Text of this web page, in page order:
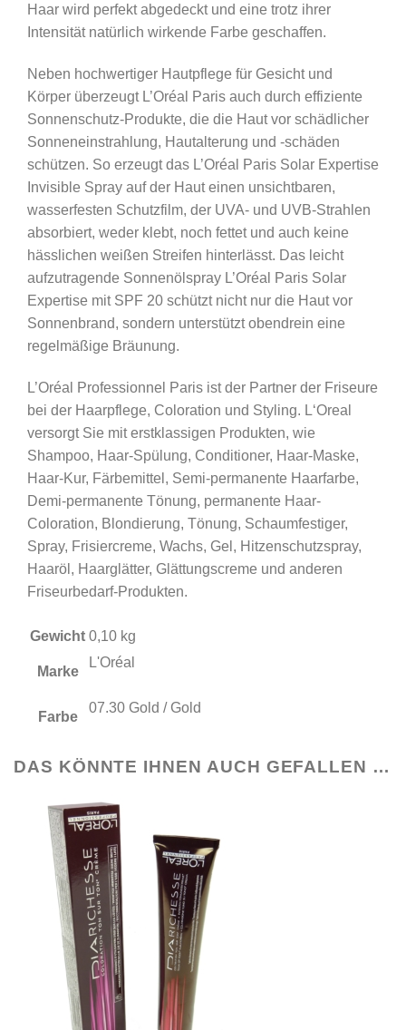
Haar wird perfekt abgedeckt und eine trotz ihrer
Intensität natürlich wirkende Farbe geschaffen.
Neben hochwertiger Hautpflege für Gesicht und
Körper überzeugt L’Oréal Paris auch durch effiziente
Sonnenschutz-Produkte, die die Haut vor schädlicher
Sonneneinstrahlung, Hautalterung und -schäden
schützen. So erzeugt das L’Oréal Paris Solar Expertise
Invisible Spray auf der Haut einen unsichtbaren,
wasserfesten Schutzfilm, der UVA- und UVB-Strahlen
absorbiert, weder klebt, noch fettet und auch keine
hässlichen weißen Streifen hinterlässt. Das leicht
aufzutragende Sonnenölspray L’Oréal Paris Solar
Expertise mit SPF 20 schützt nicht nur die Haut vor
Sonnenbrand, sondern unterstützt obendrein eine
regelmäßige Bräunung.
L’Oréal Professionnel Paris ist der Partner der Friseure
bei der Haarpflege, Coloration und Styling. L‘Oreal
versorgt Sie mit erstklassigen Produkten, wie
Shampoo, Haar-Spülung, Conditioner, Haar-Maske,
Haar-Kur, Färbemittel, Semi-permanente Haarfarbe,
Demi-permanente Tönung, permanente Haar-
Coloration, Blondierung, Tönung, Schaumfestiger,
Spray, Frisiercreme, Wachs, Gel, Hitzenschutzspray,
Haaröl, Haarglätter, Glättungscreme und anderen
Friseurbedarf-Produkten.
Gewicht 0,10 kg
Marke
L'Oréal
Farbe
07.30 Gold / Gold
DAS KÖNNTE IHNEN AUCH GEFALLEN …